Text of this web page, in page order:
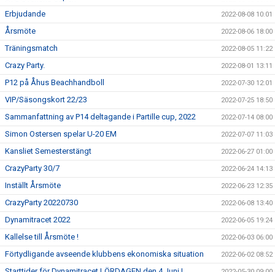
Erbjudande 2022-08-08 10:01
Årsmöte 2022-08-06 18:00
Träningsmatch 2022-08-05 11:22
Crazy Party. 2022-08-01 13:11
P12 på Åhus Beachhandboll 2022-07-30 12:01
VIP/Säsongskort 22/23 2022-07-25 18:50
Sammanfattning av P14 deltagande i Partille cup, 2022 2022-07-14 08:00
Simon Ostersen spelar U-20 EM 2022-07-07 11:03
Kansliet Semesterstängt 2022-06-27 01:00
CrazyParty 30/7 2022-06-24 14:13
Inställt Årsmöte 2022-06-23 12:35
CrazyParty 20220730 2022-06-08 13:40
Dynamitracet 2022 2022-06-05 19:24
Kallelse till Årsmöte ! 2022-06-03 06:00
Förtydligande avseende klubbens ekonomiska situation 2022-06-02 08:52